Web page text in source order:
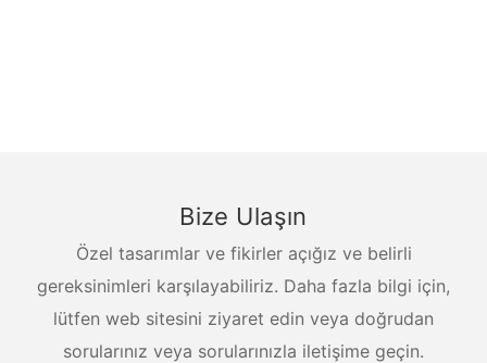
Bize Ulaşın
Özel tasarımlar ve fikirler açığız ve belirli
gereksinimleri karşılayabiliriz. Daha fazla bilgi için,
lütfen web sitesini ziyaret edin veya doğrudan
sorularınız veya sorularınızla iletişime geçin.